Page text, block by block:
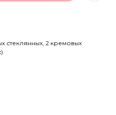
стеклянных, 2 кремовых